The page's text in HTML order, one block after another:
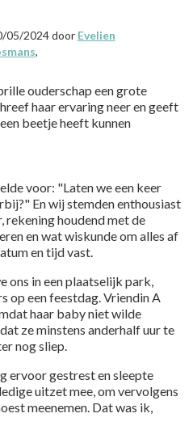
05/2024 door Evelien
,
ouderschap een grote
haar ervaring neer en geeft
beetje heeft kunnen
voor: "Laten we een keer
En wij stemden enthousiast
rekening houdend met de
en wat wiskunde om alles af
en tijd vast.
ons in een plaatselijk park,
op een feestdag. Vriendin A
haar baby niet wilde
ze minstens anderhalf uur te
nog sliep.
ervoor gestrest en sleepte
uitzet mee, om vervolgens
meenemen. Dat was ik,